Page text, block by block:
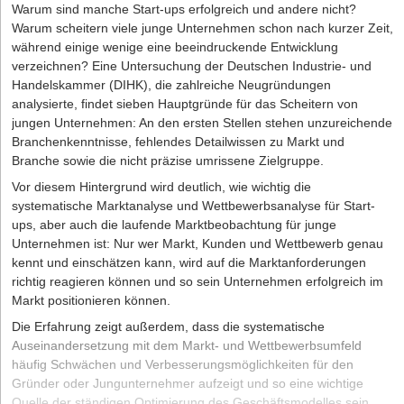
Wenn Sie Fragen, Anregungen oder Korrekturvorschläge haben,
nutzen Sie unsere Kommentarfunktion.
Hat Ihnen der Artikel gefallen?
Dann melden Sie sich kostenlos für unseren Newsletteran, um
exklusive Inhalte zu erhalten.
eintragen
notwendig sind. Für den eigenen Traum zahlt es sich jedoch aus,
diese anfänglichen Schwierigkeiten in Kauf zu nehmen und
bestmöglich zu meistern. Denn sobald du zum ersten Mal die
Klappe deines eigenen Trucks öffnest und ordentlich Burger und
Co. verkaufst, hat sich der Aufwand schon gelohnt und du kannst
weiter an deiner rollenden Erfolgsstory arbeiten.
Die Autorin
Kristin Köck ist Content Marketing Managerin bei dem
Welche Fördermittel gibt es?
Worauf ist bei der Einrichtung einer eigenen Website zu
achten?
Wie konzipiert man Marketingaktivitäten – online und offline?
Was ist ein Kapitalbedarfsplan?
Für das Maklergeschäft sind zwei Ressourcen unabdingbar:
Immobilien und Kunden. Sobald beide eine gewisse Anzahl
übersteigen, wird es ohne Hilfsmittel unübersichtlich. Deshalb ist
es empfehlenswert, sich früh eine entsprechende CRM- bzw.
Immobiliensoftware zuzulegen. Mit einem solchen Tool behalten
Immobilienmakler den Überblick und sparen viel Zeit im
turbulenten Arbeitsalltag.
Die ersten Schritte als selbstständiger Immobilienmakler
Sind all diese Voraussetzungen erfüllt, steht einer erfolgreichen
Laufbahn als selbstständiger Immobilienmakler nichts mehr im
Weg. Neulinge treibt vor allem eine Frage um: Wie akquiriere ich
neueImmobilienfür mein Portfolio?
Warum sind manche Start-ups erfolgreich und andere nicht?
Warum scheitern viele junge Unternehmen schon nach kurzer Zeit,
während einige wenige eine beeindruckende Entwicklung
verzeichnen? Eine Untersuchung der Deutschen Industrie- und
Handelskammer (DIHK), die zahlreiche Neugründungen
analysierte, findet sieben Hauptgründe für das Scheitern von
jungen Unternehmen: An den ersten Stellen stehen unzureichende
Branchenkenntnisse, fehlendes Detailwissen zu Markt und
Branche sowie die nicht präzise umrissene Zielgruppe.
Vor diesem Hintergrund wird deutlich, wie wichtig die
systematische Marktanalyse und Wettbewerbsanalyse für Start-
ups, aber auch die laufende Marktbeobachtung für junge
Unternehmen ist: Nur wer Markt, Kunden und Wettbewerb genau
kennt und einschätzen kann, wird auf die Marktanforderungen
richtig reagieren können und so sein Unternehmen erfolgreich im
Markt positionieren können.
Die Erfahrung zeigt außerdem, dass die systematische
Auseinandersetzung mit dem Markt- und Wettbewerbsumfeld
häufig Schwächen und Verbesserungsmöglichkeiten für den
Gründer oder Jungunternehmer aufzeigt und so eine wichtige